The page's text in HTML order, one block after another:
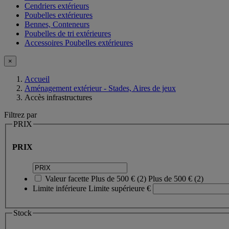
Cendriers extérieurs
Poubelles extérieures
Bennes, Conteneurs
Poubelles de tri extérieures
Accessoires Poubelles extérieures
×
Accueil
Aménagement extérieur - Stades, Aires de jeux
Accès infrastructures
Filtrez par
PRIX
PRIX
Valeur facette Plus de 500 € (2) Plus de 500 € (2)
Limite inférieure Limite supérieure €
Stock